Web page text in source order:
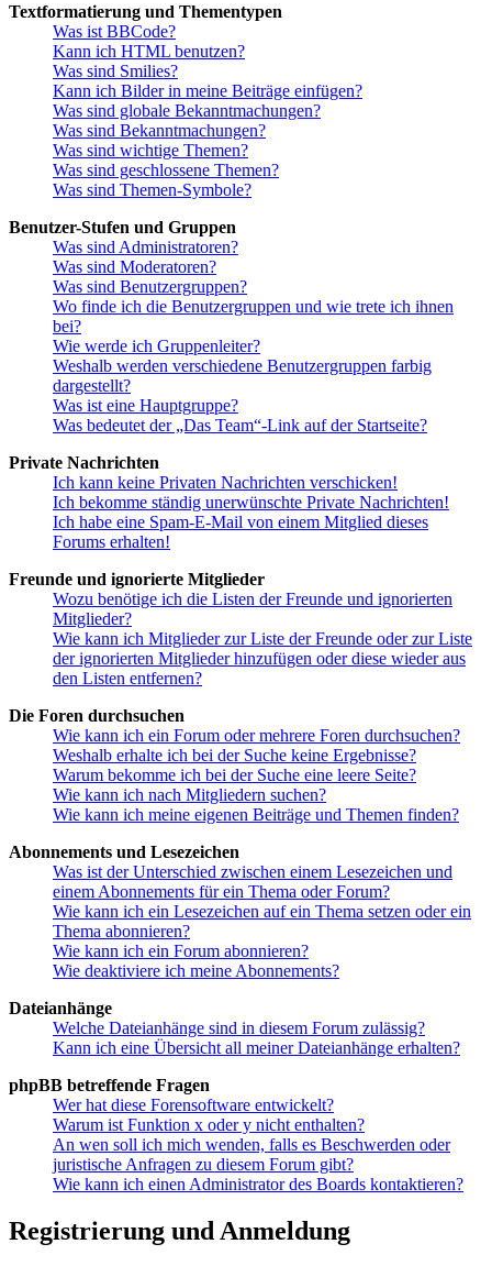
Textformatierung und Thementypen
Was ist BBCode?
Kann ich HTML benutzen?
Was sind Smilies?
Kann ich Bilder in meine Beiträge einfügen?
Was sind globale Bekanntmachungen?
Was sind Bekanntmachungen?
Was sind wichtige Themen?
Was sind geschlossene Themen?
Was sind Themen-Symbole?
Benutzer-Stufen und Gruppen
Was sind Administratoren?
Was sind Moderatoren?
Was sind Benutzergruppen?
Wo finde ich die Benutzergruppen und wie trete ich ihnen
bei?
Wie werde ich Gruppenleiter?
Weshalb werden verschiedene Benutzergruppen farbig
dargestellt?
Was ist eine Hauptgruppe?
Was bedeutet der „Das Team“-Link auf der Startseite?
Private Nachrichten
Ich kann keine Privaten Nachrichten verschicken!
Ich bekomme ständig unerwünschte Private Nachrichten!
Ich habe eine Spam-E-Mail von einem Mitglied dieses
Forums erhalten!
Freunde und ignorierte Mitglieder
Wozu benötige ich die Listen der Freunde und ignorierten
Mitglieder?
Wie kann ich Mitglieder zur Liste der Freunde oder zur Liste
der ignorierten Mitglieder hinzufügen oder diese wieder aus
den Listen entfernen?
Die Foren durchsuchen
Wie kann ich ein Forum oder mehrere Foren durchsuchen?
Weshalb erhalte ich bei der Suche keine Ergebnisse?
Warum bekomme ich bei der Suche eine leere Seite?
Wie kann ich nach Mitgliedern suchen?
Wie kann ich meine eigenen Beiträge und Themen finden?
Abonnements und Lesezeichen
Was ist der Unterschied zwischen einem Lesezeichen und
einem Abonnements für ein Thema oder Forum?
Wie kann ich ein Lesezeichen auf ein Thema setzen oder ein
Thema abonnieren?
Wie kann ich ein Forum abonnieren?
Wie deaktiviere ich meine Abonnements?
Dateianhänge
Welche Dateianhänge sind in diesem Forum zulässig?
Kann ich eine Übersicht all meiner Dateianhänge erhalten?
phpBB betreffende Fragen
Wer hat diese Forensoftware entwickelt?
Warum ist Funktion x oder y nicht enthalten?
An wen soll ich mich wenden, falls es Beschwerden oder
juristische Anfragen zu diesem Forum gibt?
Wie kann ich einen Administrator des Boards kontaktieren?
Registrierung und Anmeldung